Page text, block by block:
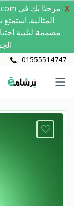
المثالية.
مصممة لتلبية
X
01555514747